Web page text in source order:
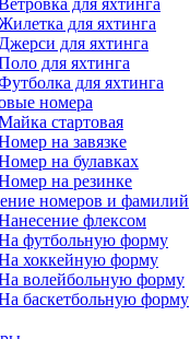
для яхтинга
Джерси для яхтинга
для яхтинга
для яхтинга
номера
стартовая
на завязке
на булавках
на резинке
номеров и фамилий
флексом
футбольную форму
хоккейную форму
волейбольную форму
баскетбольную форму